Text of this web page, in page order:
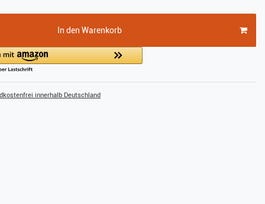
In den Warenkorb
innerhalb Deutschland